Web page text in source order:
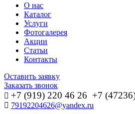
О нас
Каталог
Услуги
Фотогалерея
Акции
Статьи
Контакты
Оставить заявку
Заказать звонок
+7 (919) 220 46 26 +7
79192204626@yandex.ru